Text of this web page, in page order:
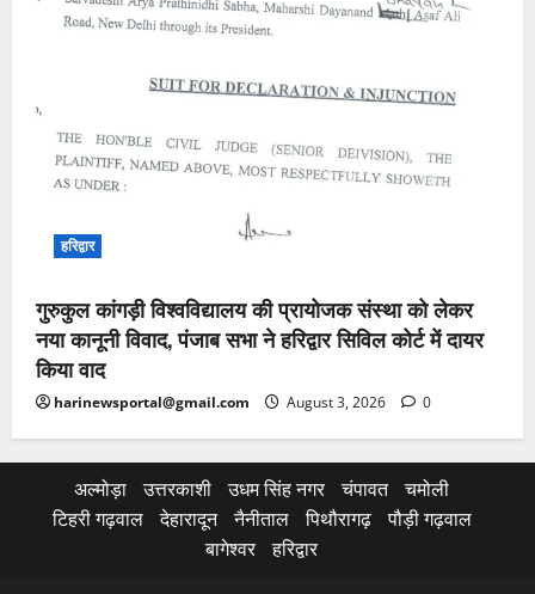
हरिद्वार
गुरुकुल कांगड़ी विश्वविद्यालय की प्रायोजक संस्था को लेकर
नया कानूनी विवाद, पंजाब सभा ने हरिद्वार सिविल कोर्ट में दायर
किया वाद
harinewsportal@gmail.com August 3, 2026 0
अल्मोड़ा उत्तरकाशी उधम सिंह नगर चंपावत
चमोली
टिहरी गढ़वाल
देहारादून नैनीताल पिथौरागढ़
पौड़ी गढ़वाल
बागेश्वर
हरिद्वार